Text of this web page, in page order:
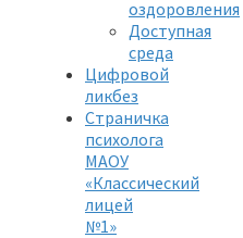
оздоровления
Доступная
среда
Цифровой
ликбез
Страничка
психолога
МАОУ
«Классический
лицей
№1»